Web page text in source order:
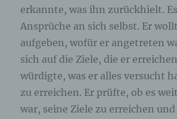
erkannte, was ihn zurückhielt.
Ansprüche an sich selbst. Er
aufgeben, wofür er angetreten
sich auf die Ziele, die er
würdigte, was er alles versucht
zu erreichen. Er prüfte, ob es
war, seine Ziele zu erreichen